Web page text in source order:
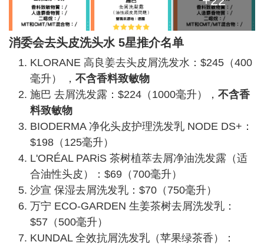
消委会去头皮洗头水 5星推介名单
KLORANE 高良姜去头皮屑洗发水：$245（400
毫升） ， 不含香料致敏物
施巴 去屑洗发露：$224（1000毫升）， 不含香
料致敏物
BIODERMA 净化头皮护理洗发乳 NODE DS+：
$198（125毫升）
L'ORÉAL PARiS 茶树植萃去屑净油洗发露（适
合油性头皮）：$69（700毫升）
沙宣 保湿去屑洗发乳：$70（750毫升）
万宁 ECO-GARDEN 生姜茶树去屑洗发乳：
$57（500毫升）
KUNDAL 全效抗屑洗发乳（苹果绿茶香）：